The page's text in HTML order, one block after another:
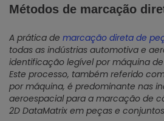
Métodos de marcação
A prática de marcação direta de
todas as indústrias automotiva e
identificação legível por máquina
Este processo, também referido
por máquina, é predominante nas
aeroespacial para a marcação de
2D DataMatrix em peças e